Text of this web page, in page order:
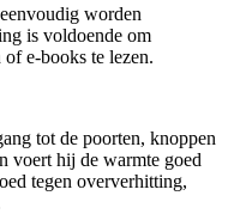
worden
is voldoende om
e-books te lezen.
tot de poorten, knoppen
voert hij de warmte goed
tegen oververhitting,